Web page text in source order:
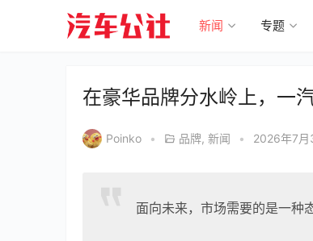
新闻 专题
在豪华品牌分水岭上，一
Poinko • 品牌, 新闻 • 2026年7月
面向未来，市场需要的是一种